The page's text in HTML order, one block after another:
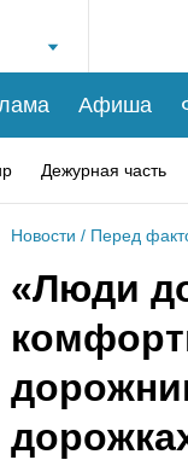
Афиша
Дежурная часть
Новости / Перед
«Люди